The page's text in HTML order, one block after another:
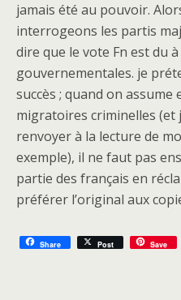
jamais été au pouvoir.
interrogeons les partis
dire que le vote Fn est du
gouvernementales. je
succès ; quand on
migratoires criminelles (et
renvoyer à la lecture de
exemple), il ne faut pas
partie des français en
préférer l’original aux
Share Post Save